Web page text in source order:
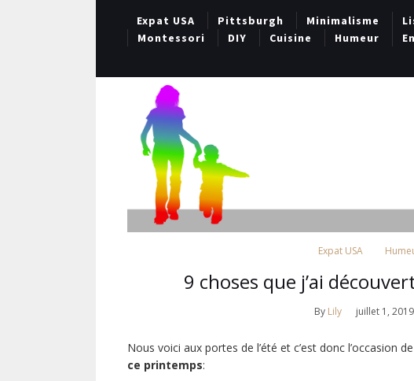
Expat USA Pittsburgh Minimalisme
Montessori
DIY Cuisine Humeur
Expat USA
9 choses que j’ai
By Lily juillet 1, 2019
Nous voici aux portes de l’été et c’est donc l’occasion
ce printemps: